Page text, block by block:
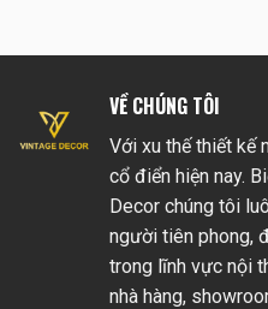
VỀ CHÚNG TÔI
Với xu thế thiết kế
cổ điển hiện nay.
Decor chúng tôi
người tiên phong,
trong lĩnh vực nội
nhà hàng,